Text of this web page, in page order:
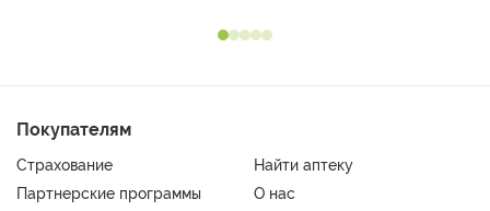
Покупателям
Страхование
Найти аптеку
Партнерские программы
О нас